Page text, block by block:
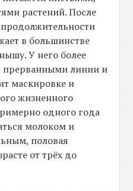
растений. После
в большинстве
У него более
прерванными линии и
маскировке и
жизненного
одного года
молоком и
половая
от трёх до